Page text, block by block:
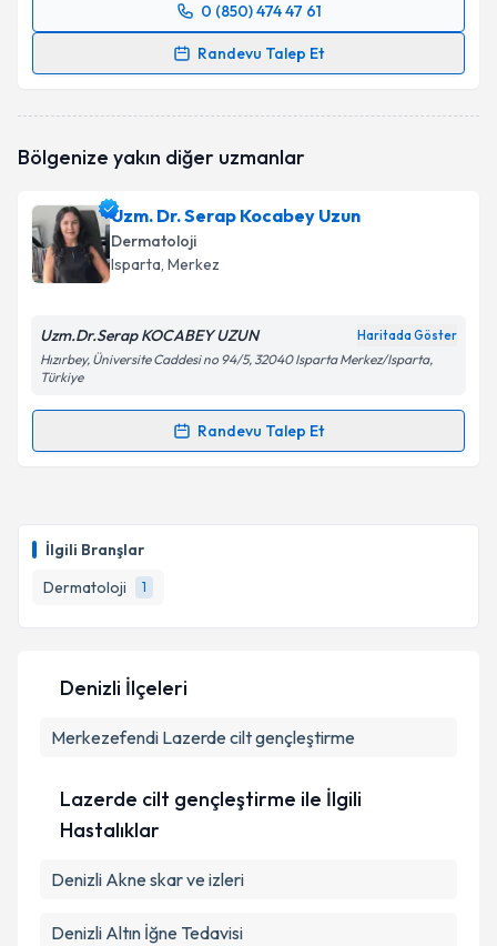
İlgili Branşlar
Dermatoloji
1
0 (850) 474 47 61
Randevu Talep Et
Randevu Takvimi Talebi
talebi oluşturun. Size bu uzmandan randevu almanız
bilgilendireceğiz.
E-posta Adresiniz
Metni'ni okudum ve kişisel verilerimin belirtilen
kapsamda işlenmesini kabul ediyorum.
Takvim Talebini Gönder
Bölgenize yakın diğer uzmanlar
Uzm. Dr. Serap Kocabey Uzun
Dermatoloji
Isparta, Merkez
Uzm.Dr.Serap KOCABEY UZUN Haritada Göster
Hızırbey, Üniversite Caddesi no 94/5, 32040 Isparta Merkez/Isparta,
Türkiye
Randevu Talep Et
Randevu Takvimi Talebi
için bir takvim hazırlandığında e-posta ile
bilgilendireceğiz.
E-posta Adresiniz
Kişisel verilerimin işlenmesine ilişkin
Denizli İlçeleri
Merkezefendi Lazerde cilt gençleştirme
Lazerde cilt gençleştirme ile İlgili
Hastalıklar
Denizli Akne skar ve izleri
Denizli Altın İğne Tedavisi